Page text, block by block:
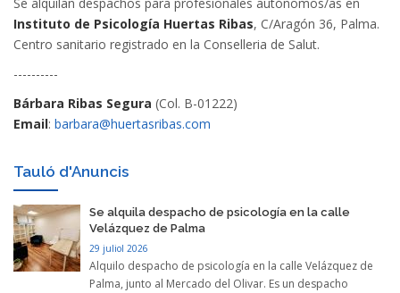
Instituto de Psicología Huertas Ribas, C/Aragón 36, Palma.
Centro sanitario registrado en la Conselleria de Salut.
----------
Bárbara Ribas Segura (Col. B-01222)
Email: barbara@huertasribas.com
Tauló d'Anuncis
Se alquila despacho de psicología en la calle
Velázquez de Palma
29 juliol 2026
Alquilo despacho de psicología en la calle Velázquez de
Palma, junto al Mercado del Olivar. Es un despacho